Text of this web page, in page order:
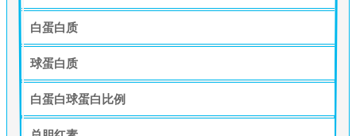
白蛋白质
球蛋白质
白蛋白球蛋白比例